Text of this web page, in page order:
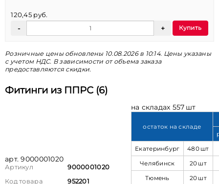
120,45 руб.
Купить
Розничные цены обновлены 10.08.2026 в 10:14. Цены указаны
с учетом НДС. В зависимости от объема заказа
предоставляются скидки.
Фитинги из ППРС (6)
арт. 9000001020
Артикул
9000001020
Код товара
952201
на складах 557 шт
остаток на складе
Екатеринбург
480 шт
Челябинск
20 шт
Тюмень
20 шт